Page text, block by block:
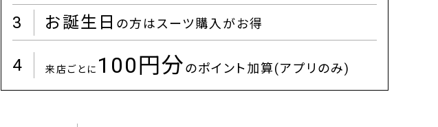
3 お誕生日 の方はスーツ購入がお得
4 来店ごとに 100円分のポイント加算(アプリのみ)